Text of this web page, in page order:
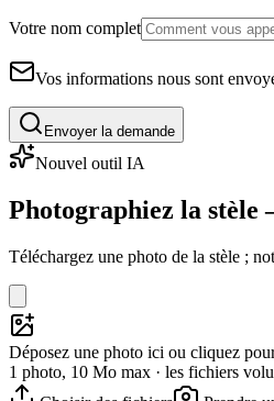
Votre nom complet
Vos informations nous sont
Envoyer la demande
Nouvel outil IA
Photographiez la stèle
Téléchargez une photo de la stèle ;
Déposez une photo ici ou cliquez
1 photo, 10 Mo max · les fichiers